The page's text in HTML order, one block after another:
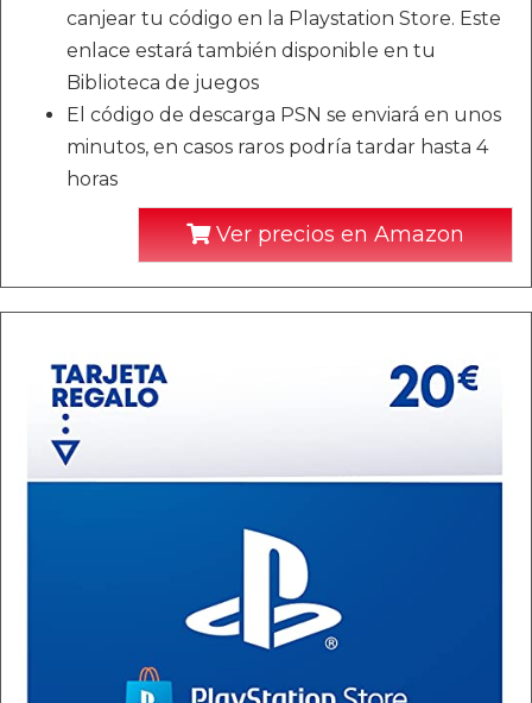
canjear tu código en la Playstation Store. Este
enlace estará también disponible en tu
Biblioteca de juegos
El código de descarga PSN se enviará en unos
minutos, en casos raros podría tardar hasta 4
horas
Ver precios en Amazon